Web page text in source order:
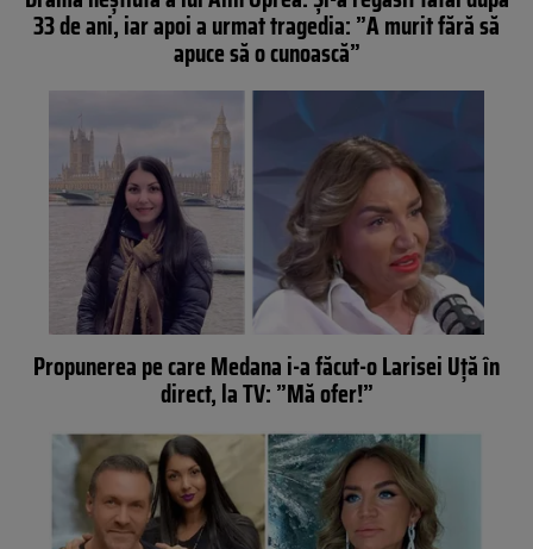
33 de ani, iar apoi a urmat tragedia: ”A murit fără să
apuce să o cunoască”
Propunerea pe care Medana i-a făcut-o Larisei Uță în
direct, la TV: ”Mă ofer!”